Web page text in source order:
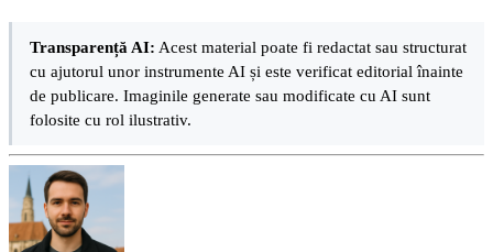
Transparență AI: Acest material poate fi redactat sau structurat
cu ajutorul unor instrumente AI și este verificat editorial înainte
de publicare. Imaginile generate sau modificate cu AI sunt
folosite cu rol ilustrativ.